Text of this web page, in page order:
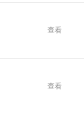
查看
查看